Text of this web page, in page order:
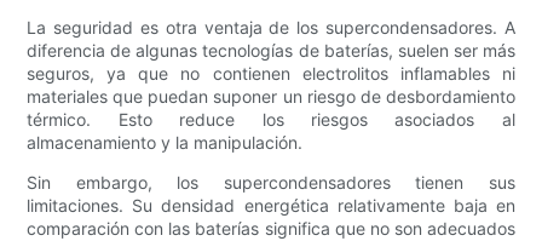
La seguridad es otra ventaja de los supercondensadores. A
diferencia de algunas tecnologías de baterías, suelen ser más
seguros, ya que no contienen electrolitos inflamables ni
materiales que puedan suponer un riesgo de desbordamiento
térmico. Esto reduce los riesgos asociados al
almacenamiento y la manipulación.
Sin embargo, los supercondensadores tienen sus
limitaciones. Su densidad energética relativamente baja en
comparación con las baterías significa que no son adecuados